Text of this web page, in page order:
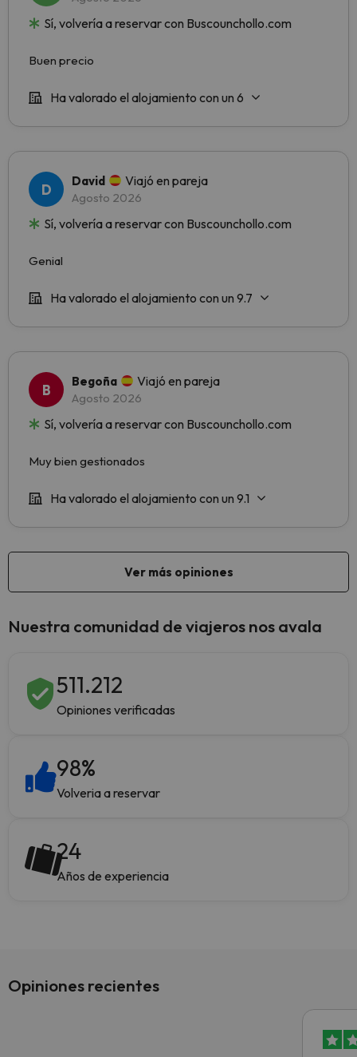
Nuestra comunidad de viajeros nos avala
511.212
Opiniones verificadas
98%
Volveria a reservar
24
Años de experiencia
Opiniones recientes